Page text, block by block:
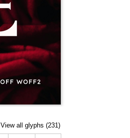
View all glyphs (231)